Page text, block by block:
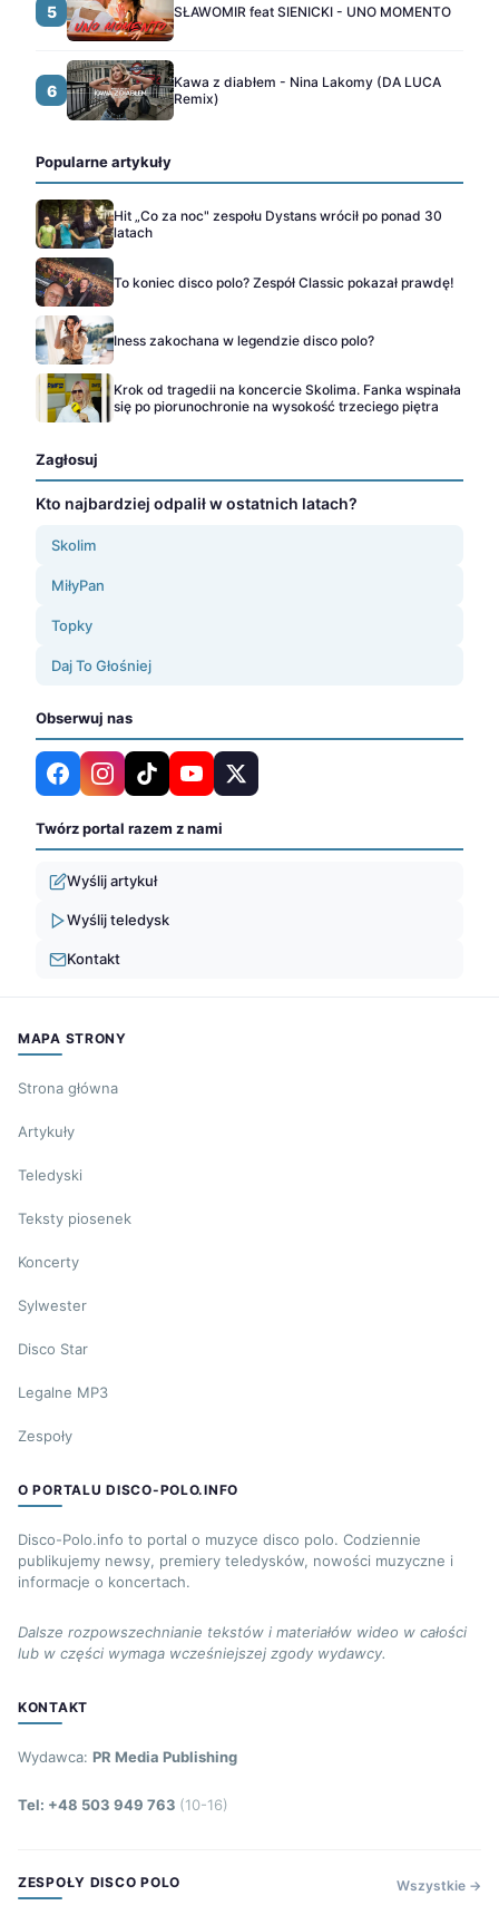
5 SŁAWOMIR feat SIENICKI - UNO MOMENTO
6
Kawa z diabłem - Nina Lakomy (DA LUCA
Remix)
Popularne artykuły
Hit „Co za noc" zespołu Dystans wrócił po ponad 30
latach
To koniec disco polo? Zespół Classic pokazał prawdę!
Iness zakochana w legendzie disco polo?
Krok od tragedii na koncercie Skolima. Fanka wspinała
się po piorunochronie na wysokość trzeciego piętra
Zagłosuj
Kto najbardziej odpalił w ostatnich latach?
Skolim
MiłyPan
Topky
Daj To Głośniej
Obserwuj nas
Twórz portal razem z nami
Wyślij artykuł
Wyślij teledysk
Kontakt
MAPA STRONY
Strona główna
Artykuły
Teledyski
Teksty piosenek
Koncerty
Sylwester
Disco Star
Legalne MP3
Zespoły
O PORTALU DISCO-POLO.INFO
Disco-Polo.info to portal o muzyce disco polo. Codziennie
publikujemy newsy, premiery teledysków, nowości muzyczne i
informacje o koncertach.
Dalsze rozpowszechnianie tekstów i materiałów wideo w całości
lub w części wymaga wcześniejszej zgody wydawcy.
KONTAKT
Wydawca: PR Media Publishing
Tel: +48 503 949 763 (10-16)
ZESPOŁY DISCO POLO Wszystkie →